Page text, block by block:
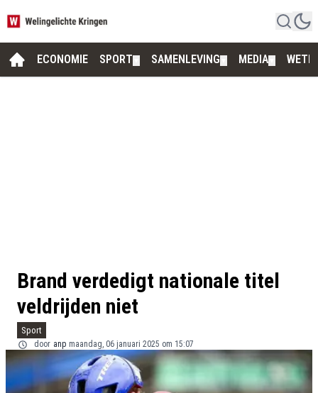
ECONOMIE SPORT SAMENLEVING MEDIA
Brand verdedigt nationale titel
veldrijden niet
Sport
door anp maandag, 06 januari 2025 om 15:07